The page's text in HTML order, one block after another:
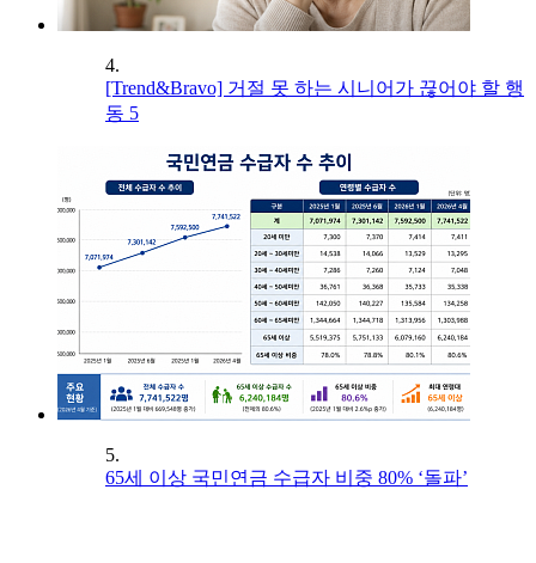
4.
[Trend&Bravo] 거절 못 하는 시니어가 끊어야 할 행
동 5
5.
65세 이상 국민연금 수급자 비중 80% ‘돌파’